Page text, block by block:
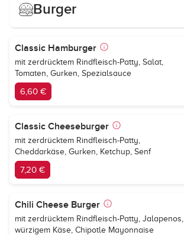
Burger
Classic Hamburger
mit zerdrücktem Rindfleisch-Patty, Salat,
Tomaten, Gurken, Spezialsauce
6,60 €
Classic Cheeseburger
mit zerdrücktem Rindfleisch-Patty,
Cheddarkäse, Gurken, Ketchup, Senf
7,20 €
Chili Cheese Burger
mit zerdrücktem Rindfleisch-Patty, Jalapenos,
würzigem Käse, Chipotle Mayonnaise